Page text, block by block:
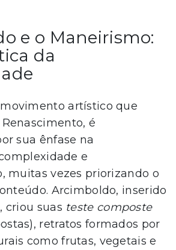
e o Maneirismo:
da
artístico que
é
sua ênfase na
e
muitas vezes priorizando o
Arcimboldo, inserido
criou suas teste composte
retratos formados por
como frutas, vegetais e